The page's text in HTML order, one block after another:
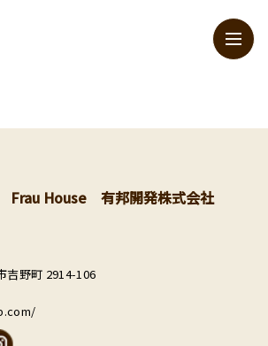
Frau House 有邦開発株式会社
吉野町 2914-106